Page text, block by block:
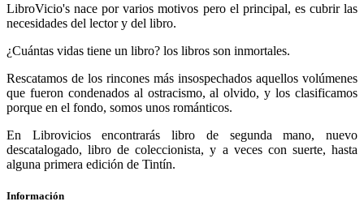
LibroVicio's nace por varios motivos pero el principal, es cubrir las
necesidades del lector y del libro.
¿Cuántas vidas tiene un libro? los libros son inmortales.
Rescatamos de los rincones más insospechados aquellos volúmenes
que fueron condenados al ostracismo, al olvido, y los clasificamos
porque en el fondo, somos unos románticos.
En Librovicios encontrarás libro de segunda mano, nuevo
descatalogado, libro de coleccionista, y a veces con suerte, hasta
alguna primera edición de Tintín.
Información